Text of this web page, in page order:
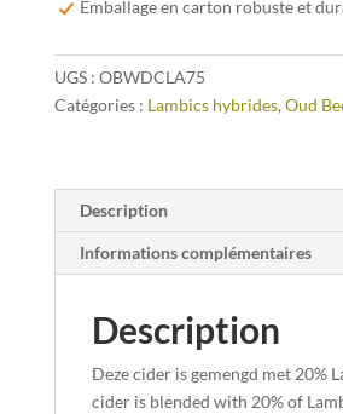
Blended
With
Lambic
Emballage en carton robuste et
UGS : OBWDCLA75
Catégories : Lambics hybrides, Oud
Description
Informations complémentaires
Description
Deze cider is gemengd met 20%
cider is blended with 20% of